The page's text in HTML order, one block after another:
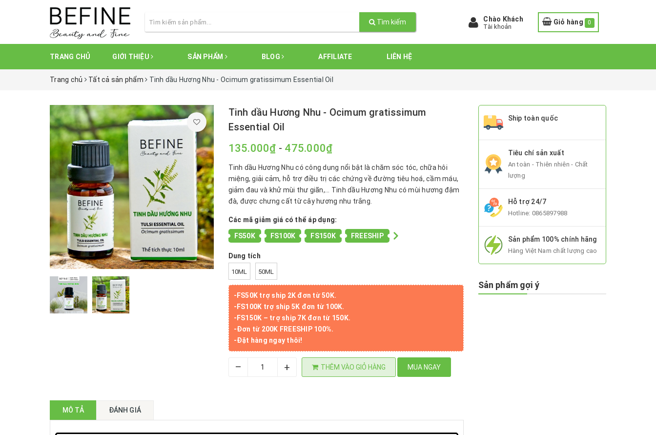
Tìm kiếm Chào Khách
Tài khoản
Giỏ hàng 0
TRANG CHỦ GIỚI THIỆU SẢN PHẨM BLOG AFFILIATE LIÊN HỆ
Trang chủ Tất cả sản phẩm Tinh dầu Hương Nhu - Ocimum gratissimum Essential Oil
Tinh dầu Hương Nhu - Ocimum gratissimum
Essential Oil
135.000₫ - 475.000₫
Tinh dầu Hương Nhu có công dụng nổi bật là chăm sóc tóc, chữa hôi
miệng, giải cảm, hỗ trợ điều trị các chứng về đường tiêu hoá, cầm máu,
giảm đau và khử mùi thư giãn,... Tinh dầu Hương Nhu có mùi hương đậm
đà, được chưng cất từ cây hương nhu trắng.
Các mã giảm giá có thể áp dụng:
FS50K FS100K FS150K FREESHIP
Dung tích
10ML 50ML
-FS50K trợ ship 2K đơn từ 50K.
-FS100K trợ ship 5K đơn từ 100K.
-FS150K – trợ ship 7K đơn từ 150K.
-Đơn từ 200K FREESHIP 100%.
-Đặt hàng ngay thôi!
– + THÊM VÀO GIỎ HÀNG MUA NGAY
MÔ TẢ ĐÁNH GIÁ
Ship toàn quốc
Tiêu chí sản xuất
An toàn - Thiên nhiên - Chất
lượng
Hỗ trợ 24/7
Hotline: 0865897988
Sản phẩm 100% chính hãng
Hàng Việt Nam chất lượng cao
Sản phẩm gợi ý